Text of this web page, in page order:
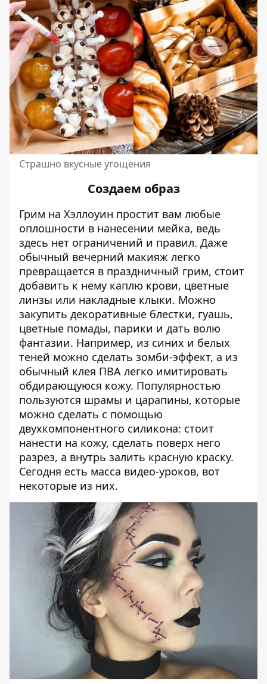
Страшно вкусные угощения
Создаем образ
Грим на Хэллоуин простит вам любые
оплошности в нанесении мейка, ведь
здесь нет ограничений и правил. Даже
обычный вечерний макияж легко
превращается в праздничный грим, стоит
добавить к нему каплю крови, цветные
линзы или накладные клыки. Можно
закупить декоративные блестки, гуашь,
цветные помады, парики и дать волю
фантазии. Например, из синих и белых
теней можно сделать зомби-эффект, а из
обычный клея ПВА легко имитировать
обдирающуюся кожу. Популярностью
пользуются шрамы и царапины, которые
можно сделать с помощью
двухкомпонентного силикона: стоит
нанести на кожу, сделать поверх него
разрез, а внутрь залить красную краску.
Сегодня есть масса видео-уроков, вот
некоторые из них.